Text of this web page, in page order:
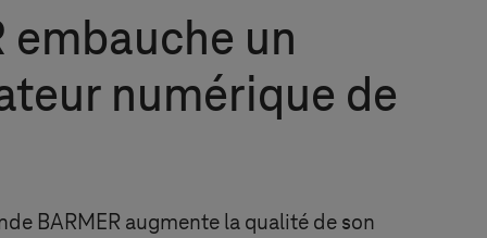
embauche un
numérique de
BARMER augmente la qualité de son